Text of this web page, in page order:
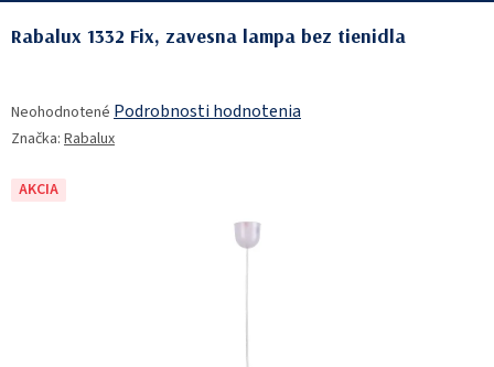
Rabalux 1332 Fix, zavesna lampa bez tienidla
hodnotenie
produktu
0,0
Neohodnotené Podrobnosti hodnotenia
Značka: Rabalux
AKCIA